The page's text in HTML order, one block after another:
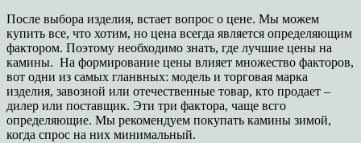
После выбора изделия, встает вопрос о цене. Мы можем
купить все, что хотим, но цена всегда является определяющим
фактором. Поэтому необходимо знать, где лучшие цены на
камины. На формирование цены влияет множество факторов,
вот одни из самых гланвных: модель и торговая марка
изделия, завозной или отечественные товар, кто продает –
дилер или поставщик. Эти три фактора, чаще всго
определяющие. Мы рекомендуем покупать камины зимой,
когда спрос на них минимальный.